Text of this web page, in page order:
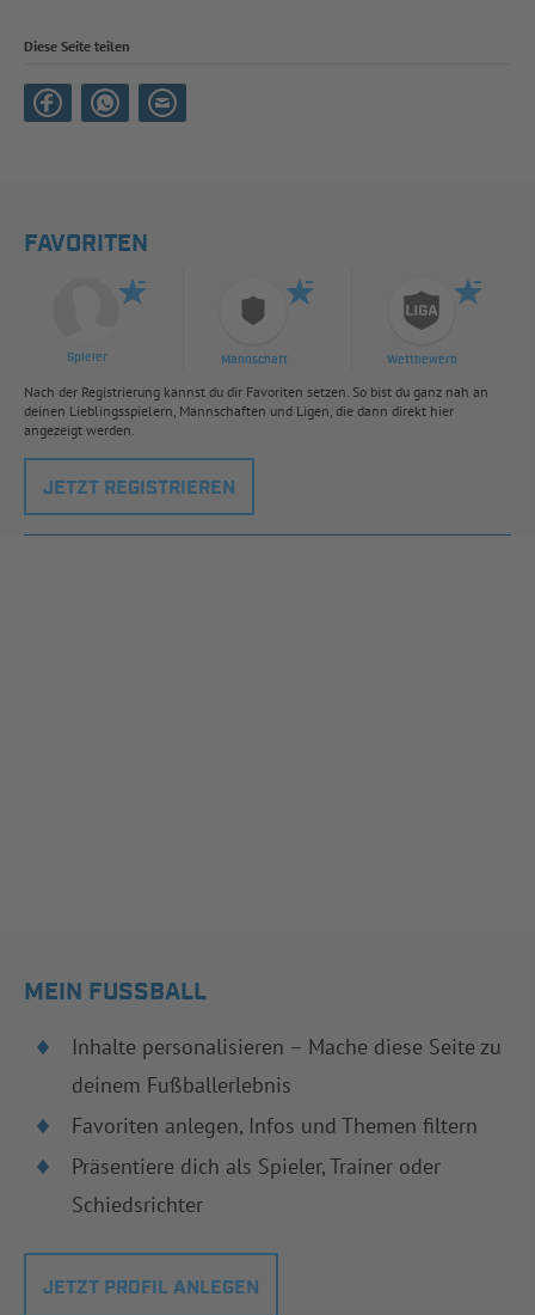
Diese Seite teilen
FAVORITEN
Spieler Mannschaft Wettbewerb
Nach der Registrierung kannst du dir Favoriten setzen. So bist du ganz nah an
deinen Lieblingsspielern, Mannschaften und Ligen, die dann direkt hier
angezeigt werden.
JETZT REGISTRIEREN
MEIN FUSSBALL
Inhalte personalisieren – Mache diese Seite zu
deinem Fußballerlebnis
Favoriten anlegen, Infos und Themen filtern
Präsentiere dich als Spieler, Trainer oder
Schiedsrichter
JETZT PROFIL ANLEGEN